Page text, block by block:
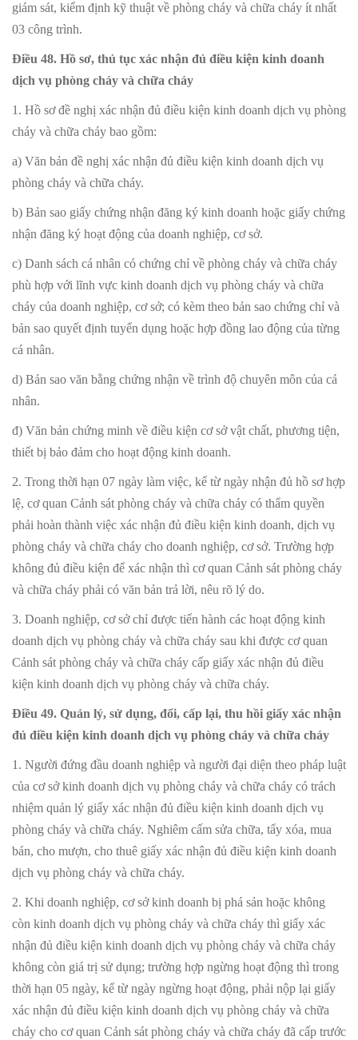
giám sát, kiểm định kỹ thuật về phòng cháy và chữa cháy ít nhất
03 công trình.
Điều 48. Hồ sơ, thủ tục xác nhận đủ điều kiện kinh doanh
dịch vụ phòng cháy và chữa cháy
1. Hồ sơ đề nghị xác nhận đủ điều kiện kinh doanh dịch vụ phòng
cháy và chữa cháy bao gồm:
a) Văn bản đề nghị xác nhận đủ điều kiện kinh doanh dịch vụ
phòng cháy và chữa cháy.
b) Bản sao giấy chứng nhận đăng ký kinh doanh hoặc giấy chứng
nhận đăng ký hoạt động của doanh nghiệp, cơ sở.
c) Danh sách cá nhân có chứng chỉ về phòng cháy và chữa cháy
phù hợp với lĩnh vực kinh doanh dịch vụ phòng cháy và chữa
cháy của doanh nghiệp, cơ sở; có kèm theo bản sao chứng chỉ và
bản sao quyết định tuyển dụng hoặc hợp đồng lao động của từng
cá nhân.
d) Bản sao văn bằng chứng nhận về trình độ chuyên môn của cá
nhân.
đ) Văn bản chứng minh về điều kiện cơ sở vật chất, phương tiện,
thiết bị bảo đảm cho hoạt động kinh doanh.
2. Trong thời hạn 07 ngày làm việc, kể từ ngày nhận đủ hồ sơ hợp
lệ, cơ quan Cảnh sát phòng cháy và chữa cháy có thẩm quyền
phải hoàn thành việc xác nhận đủ điều kiện kinh doanh, dịch vụ
phòng cháy và chữa cháy cho doanh nghiệp, cơ sở. Trường hợp
không đủ điều kiện để xác nhận thì cơ quan Cảnh sát phòng cháy
và chữa cháy phải có văn bản trả lời, nêu rõ lý do.
3. Doanh nghiệp, cơ sở chỉ được tiến hành các hoạt động kinh
doanh dịch vụ phòng cháy và chữa cháy sau khi được cơ quan
Cảnh sát phòng cháy và chữa cháy cấp giấy xác nhận đủ điều
kiện kinh doanh dịch vụ phòng cháy và chữa cháy.
Điều 49. Quản lý, sử dụng, đổi, cấp lại, thu hồi giấy xác nhận
đủ điều kiện kinh doanh dịch vụ phòng cháy và chữa cháy
1. Người đứng đầu doanh nghiệp và người đại diện theo pháp luật
của cơ sở kinh doanh dịch vụ phòng cháy và chữa cháy có trách
nhiệm quản lý giấy xác nhận đủ điều kiện kinh doanh dịch vụ
phòng cháy và chữa cháy. Nghiêm cấm sửa chữa, tẩy xóa, mua
bán, cho mượn, cho thuê giấy xác nhận đủ điều kiện kinh doanh
dịch vụ phòng cháy và chữa cháy.
2. Khi doanh nghiệp, cơ sở kinh doanh bị phá sản hoặc không
còn kinh doanh dịch vụ phòng cháy và chữa cháy thì giấy xác
nhận đủ điều kiện kinh doanh dịch vụ phòng cháy và chữa cháy
không còn giá trị sử dụng; trường hợp ngừng hoạt động thì trong
thời hạn 05 ngày, kể từ ngày ngừng hoạt động, phải nộp lại giấy
xác nhận đủ điều kiện kinh doanh dịch vụ phòng cháy và chữa
cháy cho cơ quan Cảnh sát phòng cháy và chữa cháy đã cấp trước